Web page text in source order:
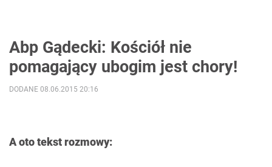
Abp Gądecki: Kościół nie
pomagający ubogim jest chory!
A oto tekst rozmowy:
DODANE 08.06.2015 20:16